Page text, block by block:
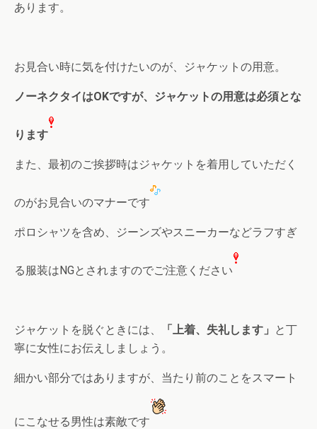
あります。
お見合い時に気を付けたいのが、ジャケットの用意。
ノーネクタイはOKですが、ジャケットの用意は必須とな
ります
また、最初のご挨拶時はジャケットを着用していただく
のがお見合いのマナーです
ポロシャツを含め、ジーンズやスニーカーなどラフすぎ
る服装はNGとされますのでご注意ください
ジャケットを脱ぐときには、 「上着、失礼します」 と丁
寧に女性にお伝えしましょう。
細かい部分ではありますが、当たり前のことをスマート
にこなせる男性は素敵です